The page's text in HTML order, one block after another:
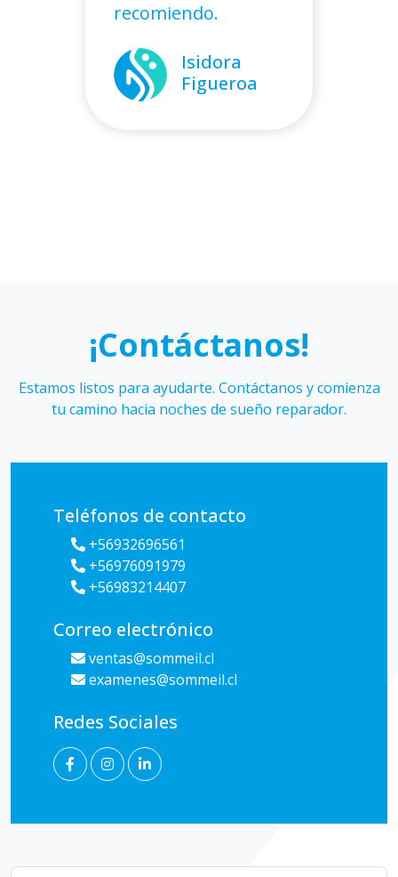
Alejandro
Cáceres
recomiendo.
Isidora
Figueroa
¡Contáctanos!
Estamos listos para ayudarte. Contáctanos y comienza
tu camino hacia noches de sueño reparador.
Teléfonos de contacto
+56932696561
+56976091979
+56983214407
Correo electrónico
ventas@sommeil.cl
examenes@sommeil.cl
Redes Sociales